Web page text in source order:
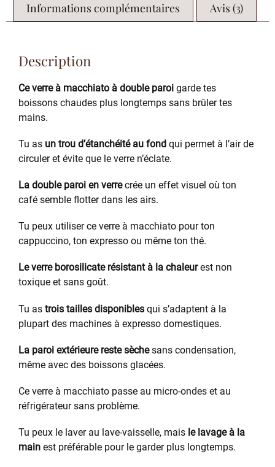
Informations complémentaires
Avis (3)
Description
Ce verre à macchiato à double paroi garde tes
boissons chaudes plus longtemps sans brûler tes
mains.
Tu as un trou d’étanchéité au fond qui permet à l’air de
circuler et évite que le verre n’éclate.
La double paroi en verrecrée un effet visuel où ton
café semble flotter dans les airs.
Tu peux utiliser ce verre à macchiato pour ton
cappuccino, ton expresso ou même ton thé.
Le verre borosilicate résistant à la chaleurest non
toxique et sans goût.
Tu as trois tailles disponibles qui s’adaptent à la
plupart des machines à expresso domestiques.
La paroi extérieure reste sèchesans condensation,
même avec des boissons glacées.
Ce verre à macchiato passe au micro-ondes et au
réfrigérateur sans problème.
Tu peux le laver au lave-vaisselle, mais le lavage à la
main est préférable pour le garder plus longtemps.